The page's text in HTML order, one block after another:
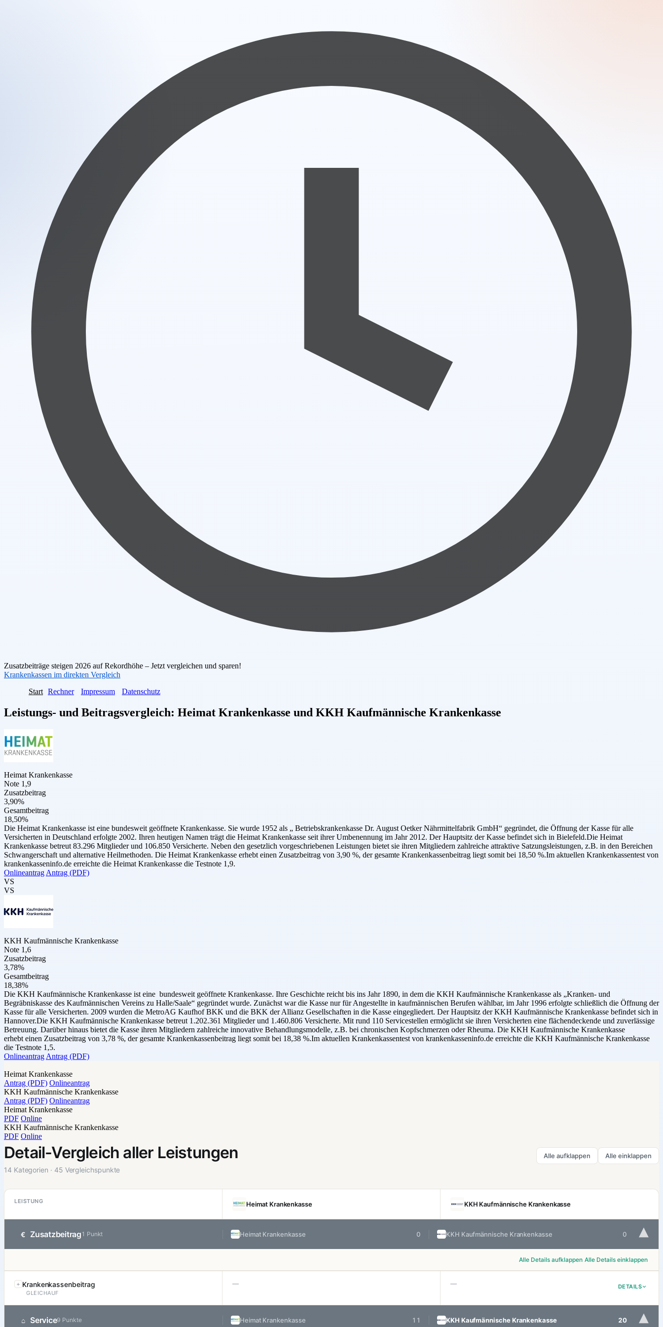
Zusatzbeiträge steigen 2026 auf Rekordhöhe – Jetzt vergleichen und sparen!
Krankenkassen im direkten Vergleich
Start Rechner Impressum Datenschutz
Leistungs- und Beitragsvergleich: Heimat Krankenkasse und KKH Kaufmännische Krankenkasse
Heimat Krankenkasse
Note 1,9
Zusatzbeitrag
3,90%
Gesamtbeitrag
18,50%
Die Heimat Krankenkasse ist eine bundesweit geöffnete Krankenkasse. Sie wurde 1952 als „ Betriebskrankenkasse Dr. August Oetker Nährmittelfabrik GmbH“ gegründet, die Öffnung der Kasse für alle
Versicherten in Deutschland erfolgte 2002. Ihren heutigen Namen trägt die Heimat Krankenkasse seit ihrer Umbenennung im Jahr 2012. Der Hauptsitz der Kasse befindet sich in Bielefeld.Die Heimat
Krankenkasse betreut 83.296 Mitglieder und 106.850 Versicherte. Neben den gesetzlich vorgeschriebenen Leistungen bietet sie ihren Mitgliedern zahlreiche attraktive Satzungsleistungen, z.B. in den Bereichen
Schwangerschaft und alternative Heilmethoden. Die Heimat Krankenkasse erhebt einen Zusatzbeitrag von 3,90 %, der gesamte Krankenkassenbeitrag liegt somit bei 18,50 %.Im aktuellen Krankenkassentest von
krankenkasseninfo.de erreichte die Heimat Krankenkasse die Testnote 1,9.
Onlineantrag Antrag (PDF)
VS
VS
KKH Kaufmännische Krankenkasse
Note 1,6
Zusatzbeitrag
3,78%
Gesamtbeitrag
18,38%
Die KKH Kaufmännische Krankenkasse ist eine bundesweit geöffnete Krankenkasse. Ihre Geschichte reicht bis ins Jahr 1890, in dem die KKH Kaufmännische Krankenkasse als „Kranken- und
Begräbniskasse des Kaufmännischen Vereins zu Halle/Saale“ gegründet wurde. Zunächst war die Kasse nur für Angestellte in kaufmännischen Berufen wählbar, im Jahr 1996 erfolgte schließlich die Öffnung der
Kasse für alle Versicherten. 2009 wurden die MetroAG Kaufhof BKK und die BKK der Allianz Gesellschaften in die Kasse eingegliedert. Der Hauptsitz der KKH Kaufmännische Krankenkasse befindet sich in
Hannover.Die KKH Kaufmännische Krankenkasse betreut 1.202.361 Mitglieder und 1.460.806 Versicherte. Mit rund 110 Servicestellen ermöglicht sie ihren Versicherten eine flächendeckende und zuverlässige
Betreuung. Darüber hinaus bietet die Kasse ihren Mitgliedern zahlreiche innovative Behandlungsmodelle, z.B. bei chronischen Kopfschmerzen oder Rheuma. Die KKH Kaufmännische Krankenkasse
erhebt einen Zusatzbeitrag von 3,78 %, der gesamte Krankenkassenbeitrag liegt somit bei 18,38 %.Im aktuellen Krankenkassentest von krankenkasseninfo.de erreichte die KKH Kaufmännische Krankenkasse
die Testnote 1,5.
Onlineantrag Antrag (PDF)
Heimat Krankenkasse
Antrag (PDF) Onlineantrag
KKH Kaufmännische Krankenkasse
Antrag (PDF) Onlineantrag
Heimat Krankenkasse
PDF Online
KKH Kaufmännische Krankenkasse
PDF Online
Detail-Vergleich aller Leistungen
14 Kategorien · 45 Vergleichspunkte
Alle aufklappen Alle einklappen
LEISTUNG Heimat Krankenkasse KKH Kaufmännische Krankenkasse
€ Zusatzbeitrag 1 Punkt Heimat Krankenkasse 0 KKH Kaufmännische Krankenkasse 0 ▾
Alle Details aufklappen Alle Details einklappen
DETAILS
Krankenkassenbeitrag
GLEICHAUF
— —
⌂ Service9 Punkte Heimat Krankenkasse 11 KKH Kaufmännische Krankenkasse 20 ▾